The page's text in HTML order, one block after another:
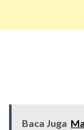
Baca Juga